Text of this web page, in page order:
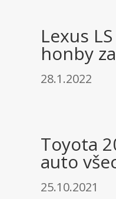
Lexus
honby
28.1.2022
Toyota
auto
25.10.2021